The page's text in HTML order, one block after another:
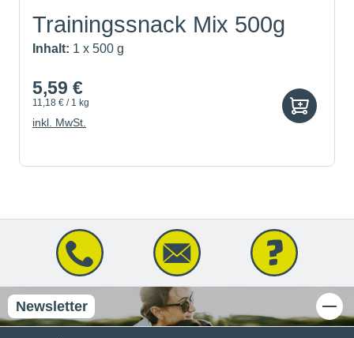
Trainingssnack Mix 500g
Inhalt: 1 x 500 g
5,59 €
11,18 € / 1 kg
inkl. MwSt.
Newsletter